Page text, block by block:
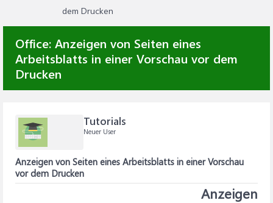
dem Drucken
Office: Anzeigen von Seiten eines
Arbeitsblatts in einer Vorschau vor dem
Drucken
Tutorials
Neuer User
Anzeigen von Seiten eines Arbeitsblatts in einer Vorschau
vor dem Drucken
Anzeigen